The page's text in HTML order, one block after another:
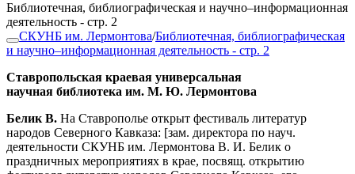
Библиотечная, библиографическая и научно–информационная
деятельность - стр. 2
СКУНБ им. Лермонтова/Библиотечная, библиографическая
и научно–информационная деятельность - стр. 2
Ставропольская краевая универсальная
научная библиотека им. М. Ю. Лермонтова
Белик В. На Ставрополье открыт фестиваль литератур
народов Северного Кавказа: [зам. директора по науч.
деятельности СКУНБ им. Лермонтова В. И. Белик о
праздничных мероприятиях в крае, посвящ. открытию